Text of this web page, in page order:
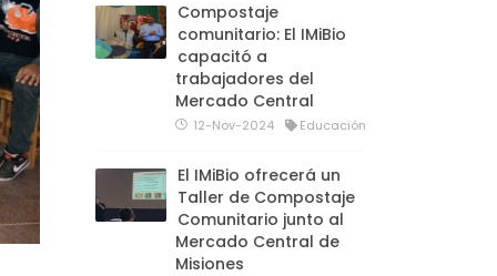
Compostaje
comunitario: El IMiBio
capacitó a
trabajadores del
Mercado Central
12-Nov-2024 Educación
El IMiBio ofrecerá un
Taller de Compostaje
Comunitario junto al
Mercado Central de
Misiones